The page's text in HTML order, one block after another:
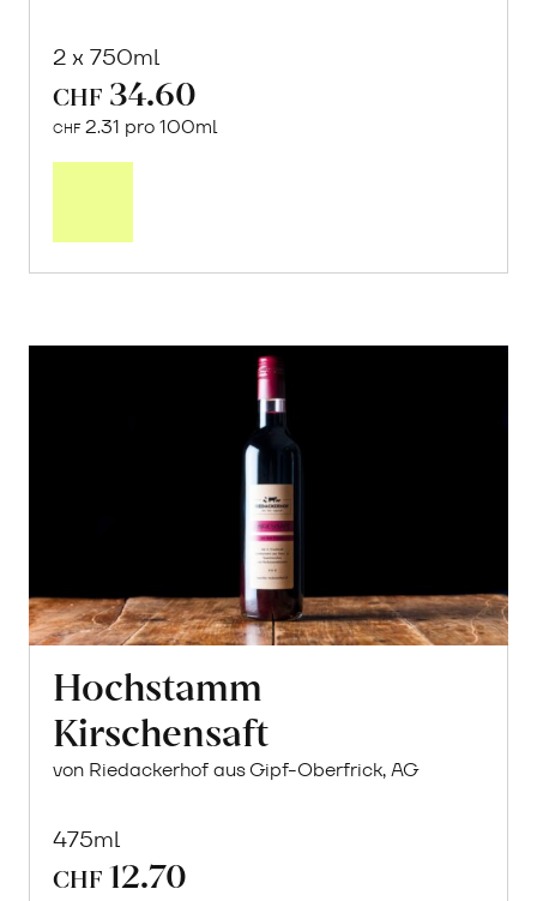
2 x 750ml
CHF 34.60
CHF 2.31 pro 100ml
Hochstamm
Kirschensaft
von Riedackerhof aus Gipf-Oberfrick, AG
475ml
CHF 12.70